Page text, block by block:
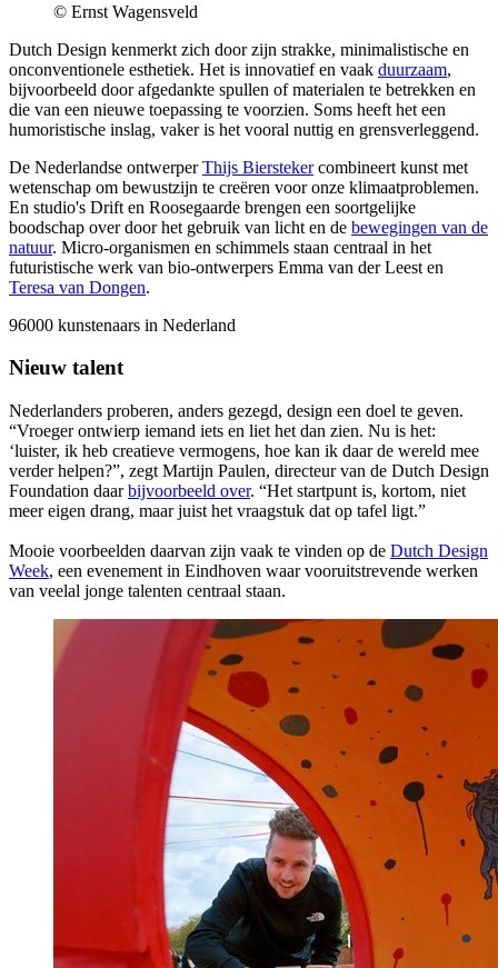
© Ernst Wagensveld
Dutch Design kenmerkt zich door zijn strakke, minimalistische en
onconventionele esthetiek. Het is innovatief en vaak duurzaam,
bijvoorbeeld door afgedankte spullen of materialen te betrekken en
die van een nieuwe toepassing te voorzien. Soms heeft het een
humoristische inslag, vaker is het vooral nuttig en grensverleggend.
De Nederlandse ontwerperThijs Bierstekercombineert kunst met
wetenschap om bewustzijn te creëren voor onze klimaatproblemen.
En studio's Drift en Roosegaarde brengen een soortgelijke
boodschap over door het gebruik van licht en de bewegingen van de
natuur. Micro-organismen en schimmels staan centraal in het
futuristische werk van bio-ontwerpers Emma van der Leest en
Teresa van Dongen.
96000 kunstenaars in Nederland
Nieuw talent
Nederlanders proberen, anders gezegd, design een doel te geven.
“Vroeger ontwierp iemand iets en liet het dan zien. Nu is het:
‘luister, ik heb creatieve vermogens, hoe kan ik daar de wereld mee
verder helpen?”, zegt Martijn Paulen, directeur van de Dutch Design
Foundation daarbijvoorbeeld over. “Het startpunt is, kortom, niet
meer eigen drang, maar juist het vraagstuk dat op tafel ligt.”
Mooie voorbeelden daarvan zijn vaak te vinden op de Dutch Design
Week, een evenement in Eindhoven waar vooruitstrevende werken
van veelal jonge talenten centraal staan.